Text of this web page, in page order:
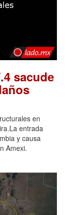
sacude
en
entrada
y causa
Amexi.